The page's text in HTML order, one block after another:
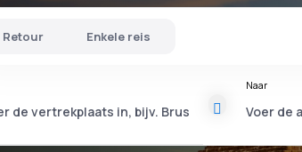
Retour Enkele reis
Naar